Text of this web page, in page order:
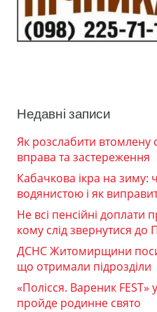
Недавні записи
Як розслабити втомлену
вправа та застереження
Кабачкова ікра на зиму:
водянистою і як
Не всі пенсійні доплати
кому слід звернутися до
ДСНС Житомирщини
що отримали підрозділи
«Полісся. Вареник
пройде родинне свято